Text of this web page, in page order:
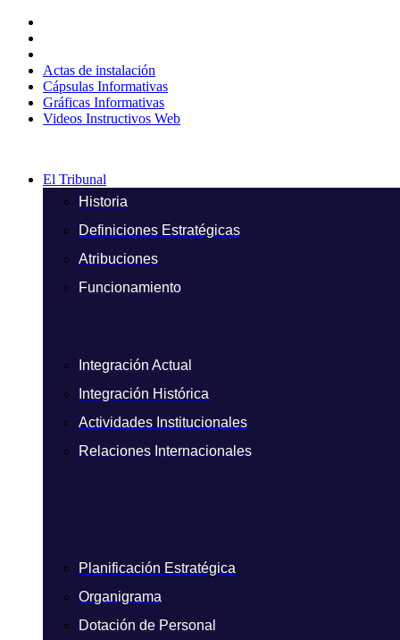
contenido
Actas de instalación
Cápsulas Informativas
Gráficas Informativas
Videos Instructivos Web
El Tribunal
Historia
Definiciones Estratégicas
Atribuciones
Funcionamiento
Integración Actual
Integración Histórica
Actividades Institucionales
Relaciones Internacionales
Planificación Estratégica
Organigrama
Dotación de Personal